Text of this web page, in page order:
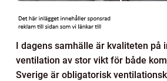
I dagens samhälle är kvaliteten på
ventilation av stor vikt för både
Sverige är obligatorisk